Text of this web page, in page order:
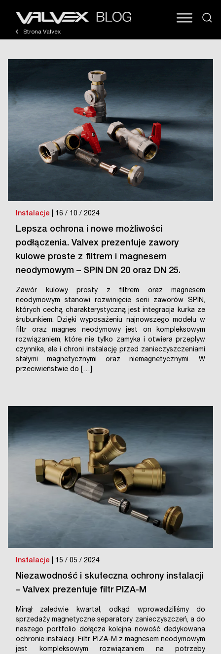
Strona Valvex
Instalacje | 16 / 10 / 2024
Lepsza ochrona i nowe możliwości
podłączenia. Valvex prezentuje zawory
kulowe proste z filtrem i magnesem
neodymowym – SPIN DN 20 oraz DN 25.
Zawór kulowy prosty z filtrem oraz magnesem
neodymowym stanowi rozwinięcie serii zaworów SPIN,
których cechą charakterystyczną jest integracja kurka ze
śrubunkiem. Dzięki wyposażeniu najnowszego modelu w
filtr oraz magnes neodymowy jest on kompleksowym
rozwiązaniem, które nie tylko zamyka i otwiera przepływ
czynnika, ale i chroni instalację przed zanieczyszczeniami
stałymi magnetycznymi oraz niemagnetycznymi. W
przeciwieństwie do […]
Instalacje | 15 / 05 / 2024
Niezawodność i skuteczna ochrony instalacji
– Valvex prezentuje filtr PIZA-M
Minął zaledwie kwartał, odkąd wprowadziliśmy do
sprzedaży magnetyczne separatory zanieczyszczeń, a do
naszego portfolio dołącza kolejna nowość dedykowana
ochronie instalacji. Filtr PIZA-M z magnesem neodymowym
jest kompleksowym rozwiązaniem na potrzeby